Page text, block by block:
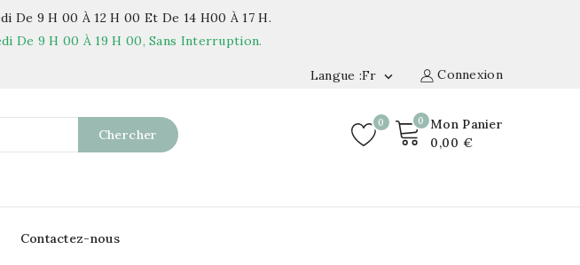
De 9 H 00 À 12 H 00 Et De 14 H00 À 17 H.
De 9 H 00 À 19 H 00, Sans Interruption.
Connexion
Langue :fr 
0
Mon Panier
0,00 €
Chercher
0
Contactez-nous